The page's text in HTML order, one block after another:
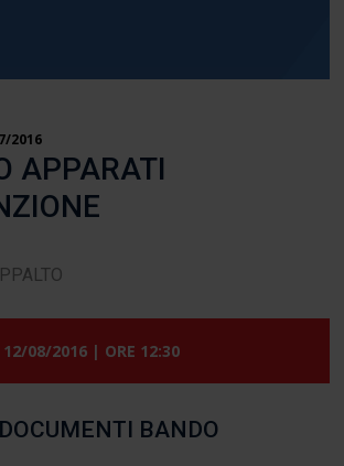
2016
APPARATI
12/08/2016 | ORE 12:30
BANDO